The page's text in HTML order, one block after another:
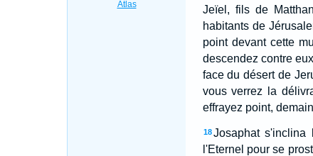
Jeïel, fils de
habitants de
point devant cette
descendez contre
face du désert de
vous verrez la
effrayez point,
18 Josaphat s'inclina
l'Eternel pour se